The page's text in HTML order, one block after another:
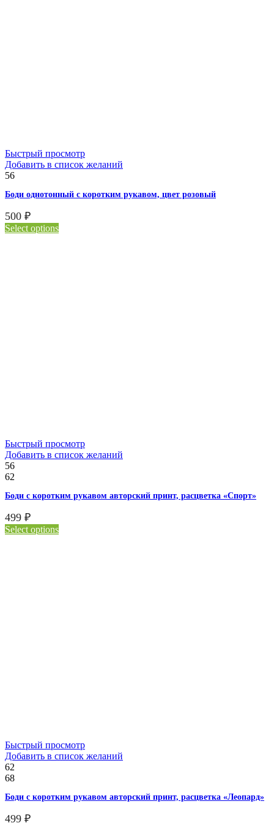
Быстрый просмотр
Добавить в список желаний
56
Боди однотонный с коротким рукавом, цвет розовый
500 ₽
Select options
Быстрый просмотр
Добавить в список желаний
56
62
Боди с коротким рукавом авторский принт, расцветка «Спорт»
499 ₽
Select options
Быстрый просмотр
Добавить в список желаний
62
68
Боди с коротким рукавом авторский принт, расцветка «Леопард»
499 ₽